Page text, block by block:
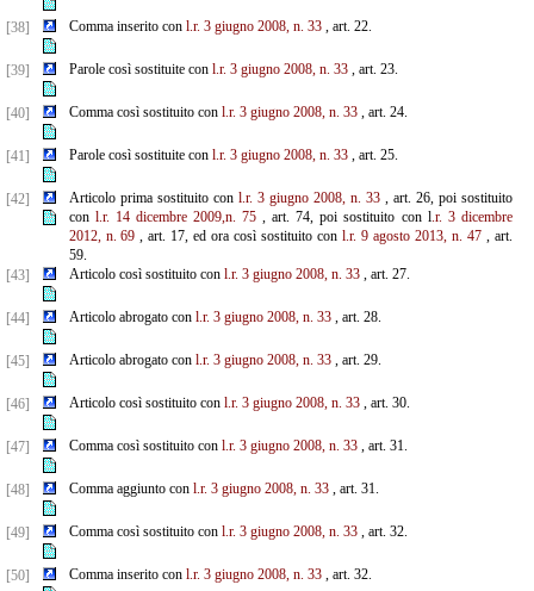
[38] Comma inserito con l.r. 3 giugno 2008, n. 33, art. 22.
[39] Parole così sostituite con l.r. 3 giugno 2008, n. 33, art. 23.
[40] Comma così sostituito con l.r. 3 giugno 2008, n. 33, art. 24.
[41] Parole così sostituite con l.r. 3 giugno 2008, n. 33, art. 25.
[42] Articolo prima sostituito con l.r. 3 giugno 2008, n. 33, art. 26, poi sostituito
con l.r. 14 dicembre 2009,n. 75 , art. 74, poi sostituito con l.r. 3 dicembre
2012, n. 69 , art. 17, ed ora così sostituito conl.r. 9 agosto 2013, n. 47, art.
59.
[43]
Articolo così sostituito con l.r. 3 giugno 2008, n. 33, art. 27.
[44] Articolo abrogato con l.r. 3 giugno 2008, n. 33, art. 28.
[45] Articolo abrogato con l.r. 3 giugno 2008, n. 33, art. 29.
[46] Articolo così sostituito con l.r. 3 giugno 2008, n. 33, art. 30.
[47] Comma così sostituito con l.r. 3 giugno 2008, n. 33, art. 31.
[48] Comma aggiunto con l.r. 3 giugno 2008, n. 33, art. 31.
[49] Comma così sostituito con l.r. 3 giugno 2008, n. 33, art. 32.
[50] Comma inserito con l.r. 3 giugno 2008, n. 33, art. 32.